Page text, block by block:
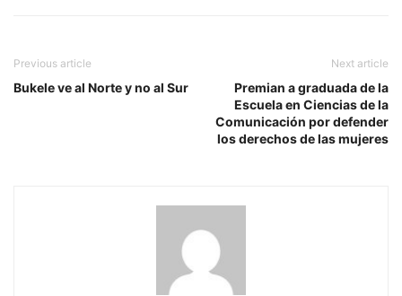
Previous article
Bukele ve al Norte y no al Sur
Next article
Premian a graduada de la
Escuela en Ciencias de la
Comunicación por defender
los derechos de las mujeres